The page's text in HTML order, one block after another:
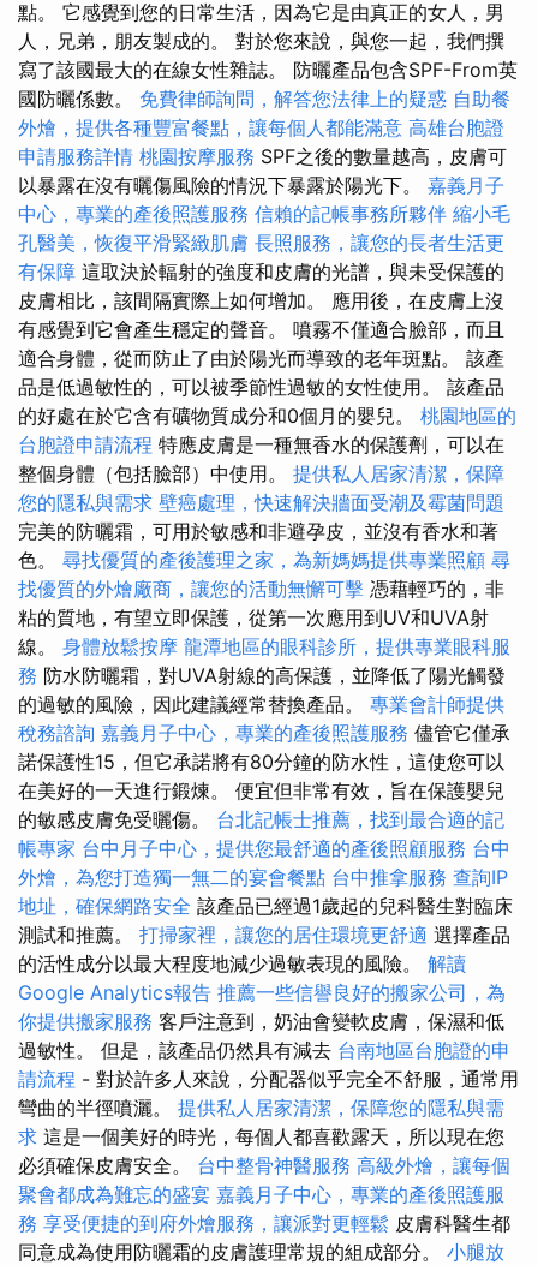
點。 它感覺到您的日常生活，因為它是由真正的女人，男
人，兄弟，朋友製成的。 對於您來說，與您一起，我們撰
寫了該國最大的在線女性雜誌。 防曬產品包含SPF-From英
國防曬係數。 免費律師詢問，解答您法律上的疑惑 自助餐
外燴，提供各種豐富餐點，讓每個人都能滿意 高雄台胞證
申請服務詳情 桃園按摩服務 SPF之後的數量越高，皮膚可
以暴露在沒有曬傷風險的情況下暴露於陽光下。 嘉義月子
中心，專業的產後照護服務 信賴的記帳事務所夥伴 縮小毛
孔醫美，恢復平滑緊緻肌膚 長照服務，讓您的長者生活更
有保障 這取決於輻射的強度和皮膚的光譜，與未受保護的
皮膚相比，該間隔實際上如何增加。 應用後，在皮膚上沒
有感覺到它會產生穩定的聲音。 噴霧不僅適合臉部，而且
適合身體，從而防止了由於陽光而導致的老年斑點。 該產
品是低過敏性的，可以被季節性過敏的女性使用。 該產品
的好處在於它含有礦物質成分和0個月的嬰兒。 桃園地區的
台胞證申請流程 特應皮膚是一種無香水的保護劑，可以在
整個身體（包括臉部）中使用。 提供私人居家清潔，保障
您的隱私與需求 壁癌處理，快速解決牆面受潮及霉菌問題
完美的防曬霜，可用於敏感和非避孕皮，並沒有香水和著
色。 尋找優質的產後護理之家，為新媽媽提供專業照顧 尋
找優質的外燴廠商，讓您的活動無懈可擊 憑藉輕巧的，非
粘的質地，有望立即保護，從第一次應用到UV和UVA射
線。 身體放鬆按摩 龍潭地區的眼科診所，提供專業眼科服
務 防水防曬霜，對UVA射線的高保護，並降低了陽光觸發
的過敏的風險，因此建議經常替換產品。 專業會計師提供
稅務諮詢 嘉義月子中心，專業的產後照護服務 儘管它僅承
諾保護性15，但它承諾將有80分鐘的防水性，這使您可以
在美好的一天進行鍛煉。 便宜但非常有效，旨在保護嬰兒
的敏感皮膚免受曬傷。 台北記帳士推薦，找到最合適的記
帳專家 台中月子中心，提供您最舒適的產後照顧服務 台中
外燴，為您打造獨一無二的宴會餐點 台中推拿服務 查詢IP
地址，確保網路安全 該產品已經過1歲起的兒科醫生對臨床
測試和推薦。 打掃家裡，讓您的居住環境更舒適 選擇產品
的活性成分以最大程度地減少過敏表現的風險。 解讀
Google Analytics報告 推薦一些信譽良好的搬家公司，為
你提供搬家服務 客戶注意到，奶油會變軟皮膚，保濕和低
過敏性。 但是，該產品仍然具有減去 台南地區台胞證的申
請流程 - 對於許多人來說，分配器似乎完全不舒服，通常用
彎曲的半徑噴灑。 提供私人居家清潔，保障您的隱私與需
求 這是一個美好的時光，每個人都喜歡露天，所以現在您
必須確保皮膚安全。 台中整骨神醫服務 高級外燴，讓每個
聚會都成為難忘的盛宴 嘉義月子中心，專業的產後照護服
務 享受便捷的到府外燴服務，讓派對更輕鬆 皮膚科醫生都
同意成為使用防曬霜的皮膚護理常規的組成部分。 小腿放